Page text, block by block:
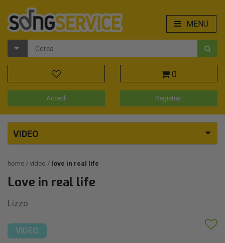
MENU
0
Accedi Registrati
VIDEO
home video love in real life
Love in real life
Lizzo
VIDEO